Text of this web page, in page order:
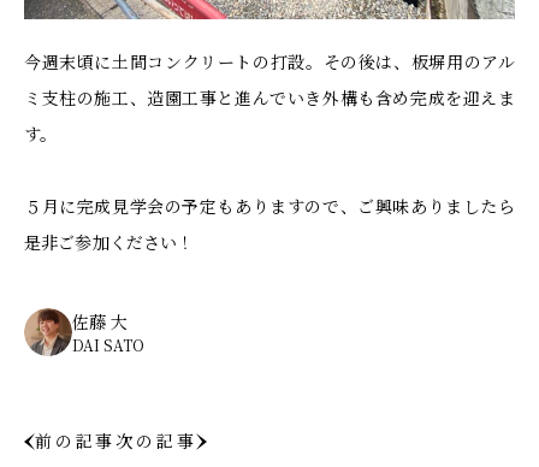
今週末頃に土間コンクリートの打設。その後は、板塀用のアル
ミ支柱の施工、造園工事と進んでいき外構も含め完成を迎えま
す。
５月に完成見学会の予定もありますので、ご興味ありましたら
是非ご参加ください！
佐藤 大
DAI SATO
前の記事次の記事